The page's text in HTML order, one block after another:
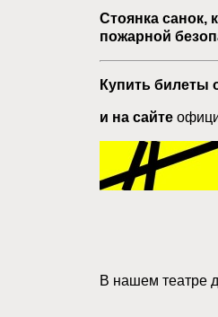
Стоянка санок,
пожарной
Купить билеты
и на сайте
В нашем театре